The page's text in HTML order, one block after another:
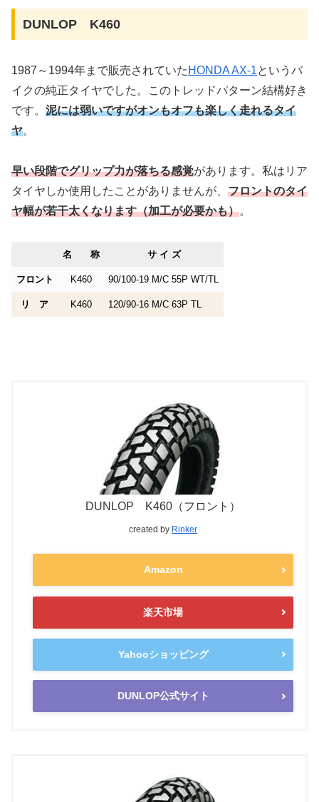
DUNLOP K460
1987～1994年まで販売されていた HONDA AX-1というバ
イクの純正タイヤでした。このトレッドパターン結構好き
です。 泥には弱いですがオンもオフも楽しく走れるタイ
ヤ。
早い段階でグリップ力が落ちる感覚があります。私はリア
タイヤしか使用したことがありませんが、 フロントのタイ
ヤ幅が若干太くなります（加工が必要かも）。
名 称 サ イ ズ
フロント K460 90/100-19 M/C 55P WT/TL
リ ア K460 120/90-16 M/C 63P TL
DUNLOP K460（フロント）
created by Rinker
Amazon
楽天市場
Yahooショッピング
DUNLOP公式サイト